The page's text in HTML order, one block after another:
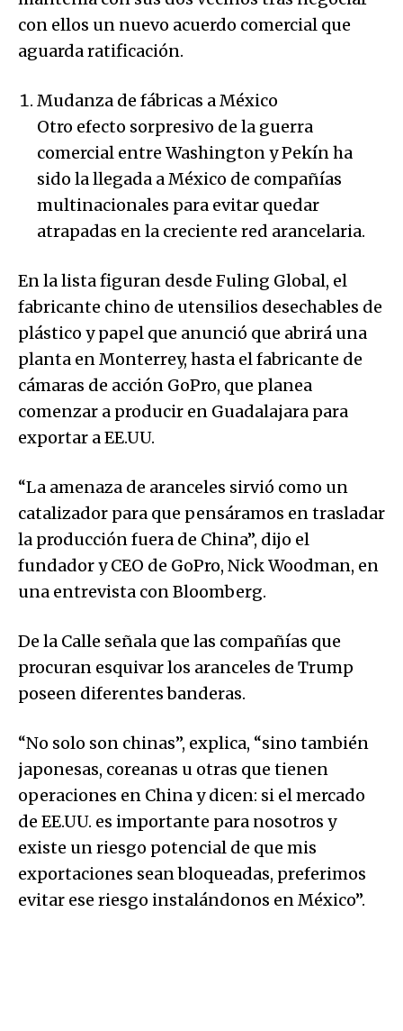
con ellos un nuevo acuerdo comercial que
aguarda ratificación.
Mudanza de fábricas a México
Otro efecto sorpresivo de la guerra
comercial entre Washington y Pekín ha
sido la llegada a México de compañías
multinacionales para evitar quedar
atrapadas en la creciente red arancelaria.
En la lista figuran desde Fuling Global, el
fabricante chino de utensilios desechables de
plástico y papel que anunció que abrirá una
planta en Monterrey, hasta el fabricante de
cámaras de acción GoPro, que planea
comenzar a producir en Guadalajara para
exportar a EE.UU.
“La amenaza de aranceles sirvió como un
catalizador para que pensáramos en trasladar
la producción fuera de China”, dijo el
fundador y CEO de GoPro, Nick Woodman, en
una entrevista con Bloomberg.
De la Calle señala que las compañías que
procuran esquivar los aranceles de Trump
poseen diferentes banderas.
“No solo son chinas”, explica, “sino también
japonesas, coreanas u otras que tienen
operaciones en China y dicen: si el mercado
de EE.UU. es importante para nosotros y
existe un riesgo potencial de que mis
exportaciones sean bloqueadas, preferimos
evitar ese riesgo instalándonos en México”.